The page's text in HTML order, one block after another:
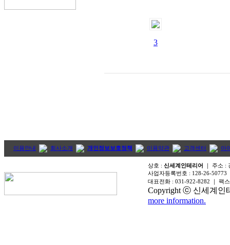
3
이용안내 회사소개 개인정보보호정책 이용약관 고객센터 아
상호 : 신세계인테리어 ｜ 주소 :
사업자등록번호 : 128-26-50773
대표전화 : 031-922-8282 ｜ 팩
Copyright ⓒ 신세계인
more information.